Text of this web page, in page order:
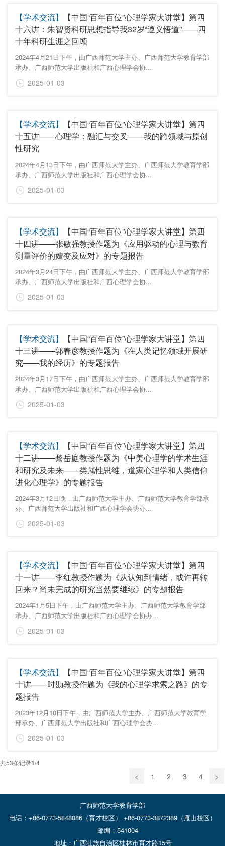
【学术交流】
【中国“百年百位”心理学家大讲堂】第四
十六讲：朱智贤科研思想指导我32岁“遵义悟道”——四
十年科研生涯之回顾
2024年4月21日下午，由广西师范大学主办、广西师范大学教育学部
承办、广西师范大学出版社和广西心理学会协...
2025-01-03
【学术交流】
【中国“百年百位”心理学家大讲堂】第四
十五讲——心理学：融汇与交叉——我的跨领域与原创
性研究
2024年4月13日下午，由广西师范大学主办、广西师范大学教育学部
承办、广西师范大学出版社和广西心理学会协...
2025-01-03
【学术交流】
【中国“百年百位”心理学家大讲堂】第四
十四讲——张敏强教授作题为《应用驱动的心理与教育
测量评价的嬗变及应对》的专题报告
2024年3月24日下午，由广西师范大学主办、广西师范大学教育学部
承办、广西师范大学出版社和广西心理学会协...
2025-01-03
【学术交流】
【中国“百年百位”心理学家大讲堂】第四
十三讲——郭春彦教授作题为《在人类记忆领域开展研
究——我的经历》的专题报告
2024年3月17日下午，由广西师范大学主办、广西师范大学教育学部
承办、广西师范大学出版社和广西心理学会协...
2025-01-03
【学术交流】
​【中国“百年百位”心理学家大讲堂】第四
十二讲——黎岳庭教授作题为《中美心理学的学术生涯
和研究及未来——类属性思维，道家心理学和人类信仰
进化心理学》的专题报告
2024年3月12日晚，由广西师范大学主办、广西师范大学教育学部承
办、广西师范大学出版社和广西心理学会协办...
2025-01-03
【学术交流】
【中国“百年百位”心理学家大讲堂】第四
十一讲——李红教授作题为《从认知到情绪，或许再转
回来？尚未完成的研究当然要继续》的专题报告
2024年1月5日下午，由广西师范大学主办、广西师范大学教育学部
承办、广西师范大学出版社和广西心理学会协办...
2025-01-03
【学术交流】
【中国“百年百位”心理学家大讲堂】第四
十讲——时勘教授作题为《我的心理学求索之路》的专
题报告
2023年12月10日下午，由广西师范大学主办、广西师范大学教育学
部承办、广西师范大学出版社和广西心理学会协...
2025-01-03
共53条记录1/4
< 1 2 3 4 >
广西师范大学教育学部
电话：+86-0773-5848086（育才校区） +86-0773-3872389（雁山校区）
邮编：541004
地址：广西壮族自治区桂林市育才路15号